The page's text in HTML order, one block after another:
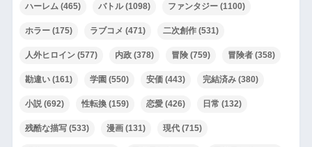
ハーレム (465) バトル(1098) ファンタジー(1100)
ホラー(175) ラブコメ (471) 二次創作(531)
人外ヒロイン(577) 内政(378) 冒険(759) 冒険者(358)
勘違い(161) 学園 (550) 安価(443) 完結済み(380)
小説(692) 性転換(159) 恋愛(426) 日常 (132)
残酷な描写(533) 漫画(131) 現代(715)